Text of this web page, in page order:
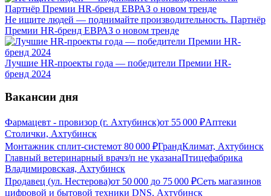
Не ищите людей — поднимайте производительность. Партнёр
Премии HR-бренд ЕВРАЗ о новом тренде
Лучшие HR-проекты года — победители Премии HR-
бренд 2024
Вакансии дня
Фармацевт - провизор (г. Ахтубинск)от 55 000 ₽Аптеки
Столички, Ахтубинск
Монтажник сплит-системот 80 000 ₽ГрандКлимат, Ахтубинск
Главный ветеринарный врачз/п не указанаПтицефабрика
Владимировская, Ахтубинск
Продавец (ул. Нестерова)от 50 000 до 75 000 ₽Сеть магазинов
цифровой и бытовой техники DNS, Ахтубинск